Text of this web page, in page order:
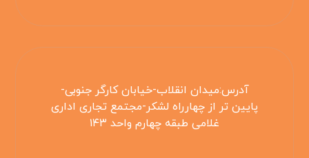
آدرس:میدان انقلاب-خیابان کارگر جنوبی-
پایین تر از چهارراه لشکر-مجتمع تجاری اداری
غلامی طبقه چهارم واحد ۱۴۳